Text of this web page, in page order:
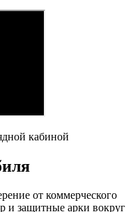
кабиной
от коммерческого
и защитные арки вокруг